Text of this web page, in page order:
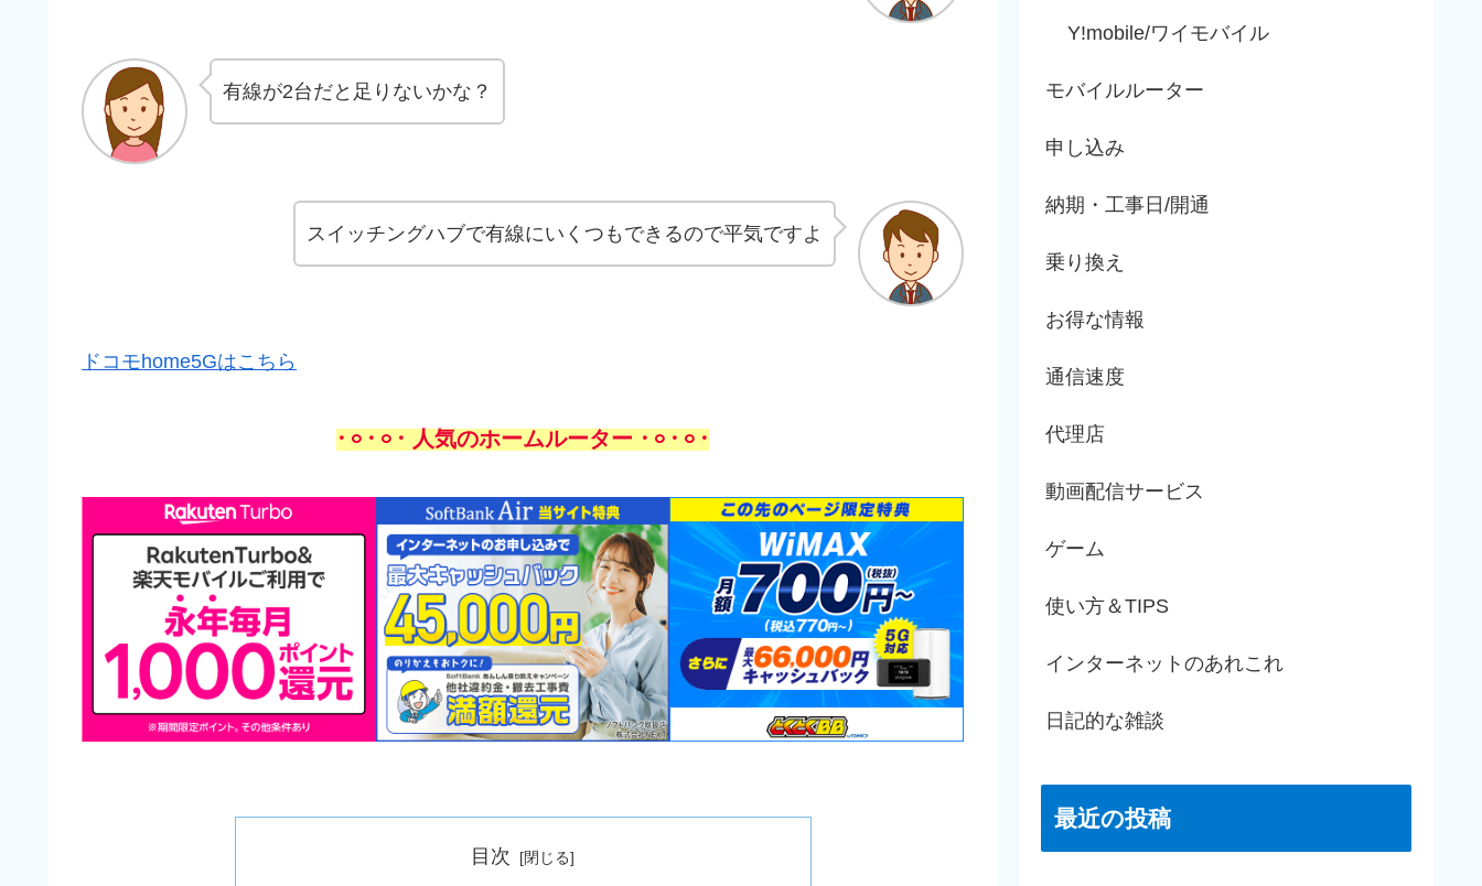
有線が2台だと足りないかな？
スイッチングハブで有線にいくつもできるので平気ですよ
ドコモhome5Gはこちら
𐄁𐄙𐄁𐄙𐄁 人気のホームルーター 𐄁𐄙𐄁𐄙𐄁
目次
Y!mobile/ワイモバイル
モバイルルーター
申し込み
納期・工事日/開通
乗り換え
お得な情報
通信速度
代理店
動画配信サービス
ゲーム
使い方＆TIPS
インターネットのあれこれ
日記的な雑談
最近の投稿